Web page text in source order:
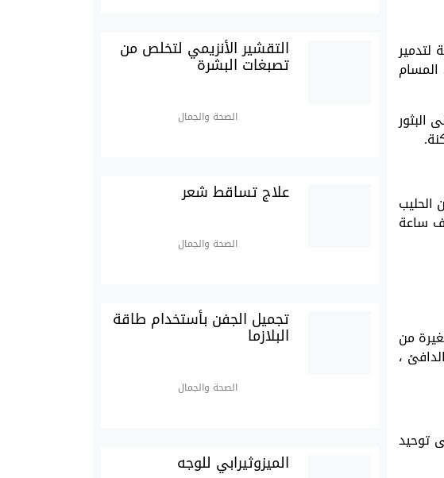
لتدمير
البثور
يوجد 30 إلى 30 أثر حبة. نصف ساعة
من
بالماء الدافئ ،
توحيد
التقشير الأنزيمي لتخلص من
تصبغات البشرة
الصحة والجمال
علاج تساقط شعر
الصحة والجمال
تجميل الجفن بأستخدام طاقة
البلازما
الصحة والجمال
الميزوثيرابي للوجه